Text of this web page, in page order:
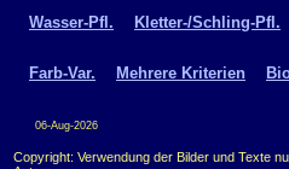
Wasser-Pfl. Kletter-/Schling-Pfl.
Farb-Var. Mehrere Kriterien
06-Aug-2026
Copyright: Verwendung der Bilder und Texte